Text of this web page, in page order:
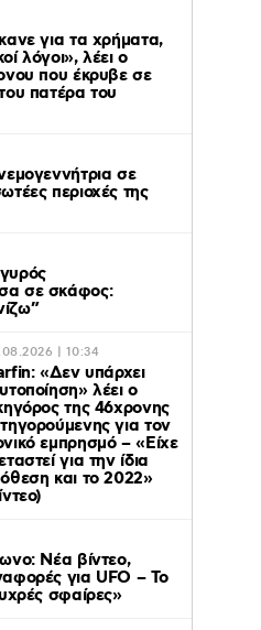
για τα χρήματα,
λόγοι», λέει ο
που έκρυβε σε
πατέρα του
σε
περιοχές της
σε σκάφος:
| 10:34
«Δεν υπάρχει
λέει ο
της 46χρονης
για τον
εμπρησμό – «Είχε
για την ίδια
και το 2022»
Νέα βίντεο,
για UFO – Το
σφαίρες»